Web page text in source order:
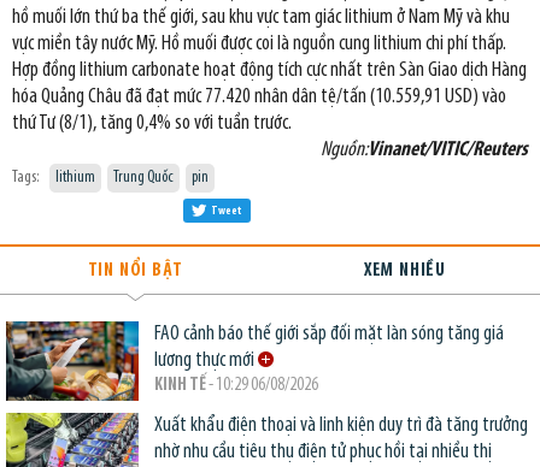
hồ muối lớn thứ ba thế giới, sau khu vực tam giác lithium ở Nam Mỹ và khu
vực miền tây nước Mỹ. Hồ muối được coi là nguồn cung lithium chi phí thấp.
Hợp đồng lithium carbonate hoạt động tích cực nhất trên Sàn Giao dịch Hàng
hóa Quảng Châu đã đạt mức 77.420 nhân dân tệ/tấn (10.559,91 USD) vào
thứ Tư (8/1), tăng 0,4% so với tuần trước.
Nguồn:Vinanet/VITIC/Reuters
Tags: lithium Trung Quốc pin
Tweet
TIN NỔI BẬT XEM NHIỀU
FAO cảnh báo thế giới sắp đối mặt làn sóng tăng giá
lương thực mới
KINH TẾ- 10:29 06/08/2026
Xuất khẩu điện thoại và linh kiện duy trì đà tăng trưởng
nhờ nhu cầu tiêu thụ điện tử phục hồi tại nhiều thị